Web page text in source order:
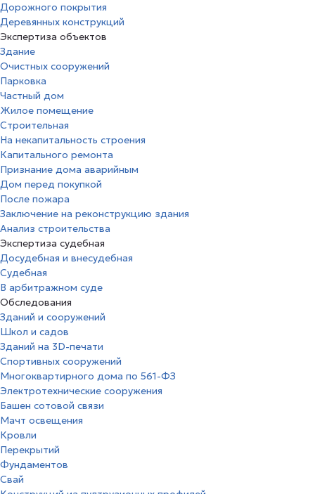
Дорожного покрытия
Деревянных конструкций
Экспертиза объектов
Здание
Очистных сооружений
Парковка
Частный дом
Жилое помещение
Строительная
На некапитальность строения
Капитального ремонта
Признание дома аварийным
Дом перед покупкой
После пожара
Заключение на реконструкцию здания
Анализ строительства
Экспертиза судебная
Досудебная и внесудебная
Судебная
В арбитражном суде
Обследования
Зданий и сооружений
Школ и садов
Зданий на 3D-печати
Спортивных сооружений
Многоквартирного дома по 561-ФЗ
Электротехнические сооружения
Башен сотовой связи
Мачт освещения
Кровли
Перекрытий
Фундаментов
Свай